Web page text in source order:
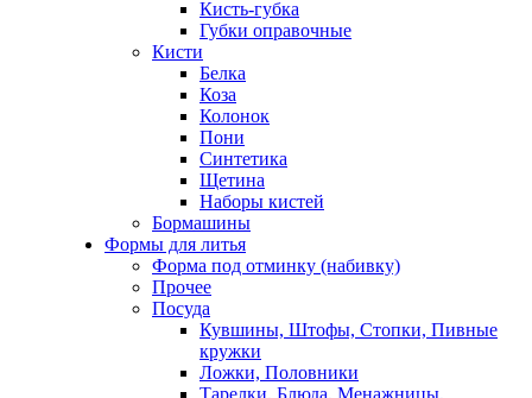
Кисть-губка
Губки оправочные
Кисти
Белка
Коза
Колонок
Пони
Синтетика
Щетина
Наборы кистей
Бормашины
Формы для литья
Форма под отминку (набивку)
Прочее
Посуда
Кувшины, Штофы, Стопки, Пивные
кружки
Ложки, Половники
Тарелки, Блюда, Менажницы,